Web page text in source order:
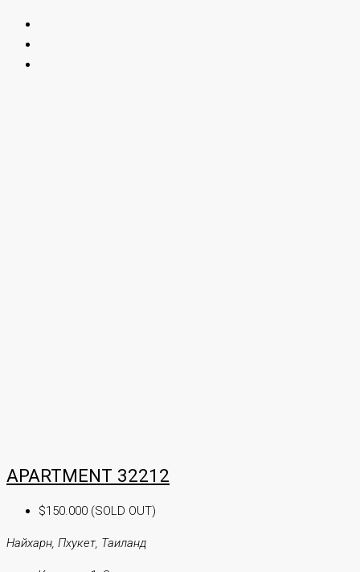
APARTMENT 32212
$150.000 (SOLD OUT)
Найхарн, Пхукет, Таиланд